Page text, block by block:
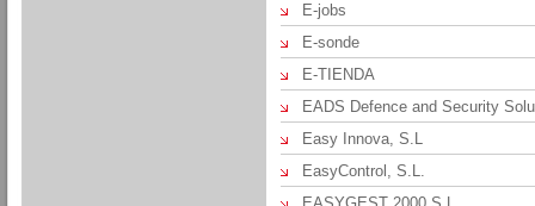
E-jobs
E-sonde
E-TIENDA
EADS Defence and Security
Easy Innova, S.L
EasyControl, S.L.